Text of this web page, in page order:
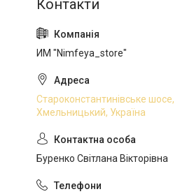
ИМ "Nimfeya_store"
Староконстантинівське шосе,
Хмельницький, Україна
Буренко Світлана Вікторівна